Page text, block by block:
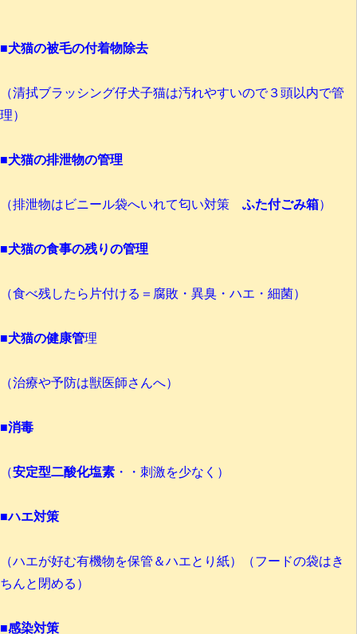
■犬猫の被毛の付着物除去
（清拭ブラッシング仔犬子猫は汚れやすいので３頭以内で管
理）
■犬猫の排泄物の管理
（排泄物はビニール袋へいれて匂い対策 ふた付ごみ箱）
■犬猫の食事の残りの管理
（食べ残したら片付ける＝腐敗・異臭・ハエ・細菌）
■犬猫の健康管理
（治療や予防は獣医師さんへ）
■消毒
（安定型二酸化塩素 ・・刺激を少なく）
■ハエ対策
（ハエが好む有機物を保管＆ハエとり紙）（フードの袋はき
ちんと閉める）
■感染対策